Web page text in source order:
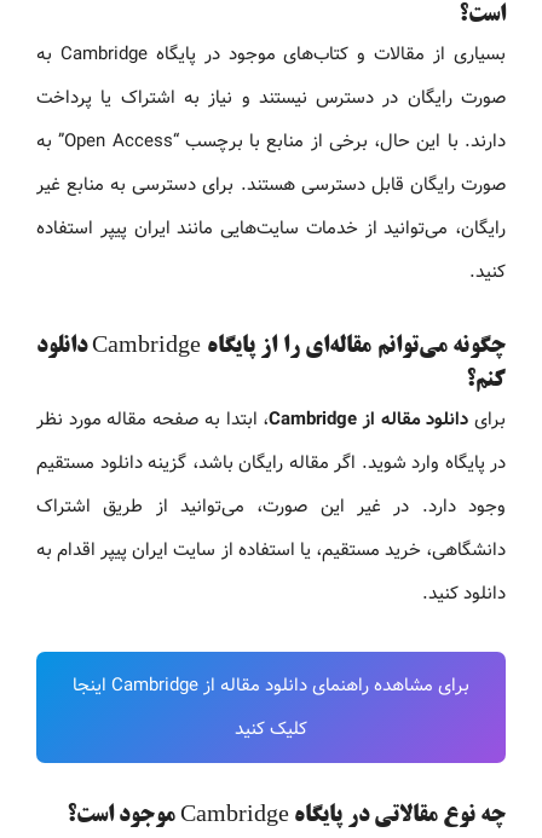
است؟
بسیاری از مقالات و کتاب‌های موجود در پایگاه Cambridge به
صورت رایگان در دسترس نیستند و نیاز به اشتراک یا پرداخت
دارند. با این حال، برخی از منابع با برچسب “Open Access” به
صورت رایگان قابل دسترسی هستند. برای دسترسی به منابع غیر
رایگان، می‌توانید از خدمات سایت‌هایی مانند ایران پیپر استفاده
کنید.
چگونه می‌توانم مقاله‌ای را از پایگاه Cambridge دانلود
کنم؟
برای دانلود مقاله از Cambridge
، ابتدا به صفحه مقاله مورد نظر
در پایگاه وارد شوید. اگر مقاله رایگان باشد، گزینه دانلود مستقیم
وجود دارد. در غیر این صورت، می‌توانید از طریق اشتراک
دانشگاهی، خرید مستقیم، یا استفاده از سایت ایران پیپر اقدام به
دانلود کنید.
برای مشاهده راهنمای دانلود مقاله از Cambridge اینجا
کلیک کنید
چه نوع مقالاتی در پایگاه Cambridge موجود است؟